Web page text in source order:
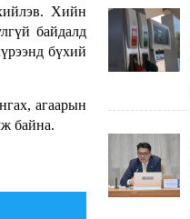
Хийн
байдалд
бүхий
агаарын
байна.